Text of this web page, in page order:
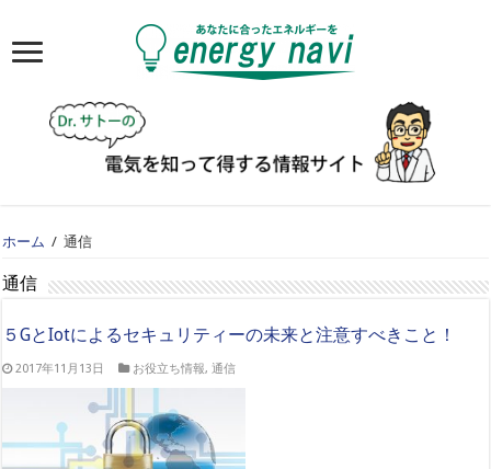
ホーム / 通信
通信
５GとIotによるセキュリティーの未来と注意すべきこと！
2017年11月13日 お役立ち情報, 通信